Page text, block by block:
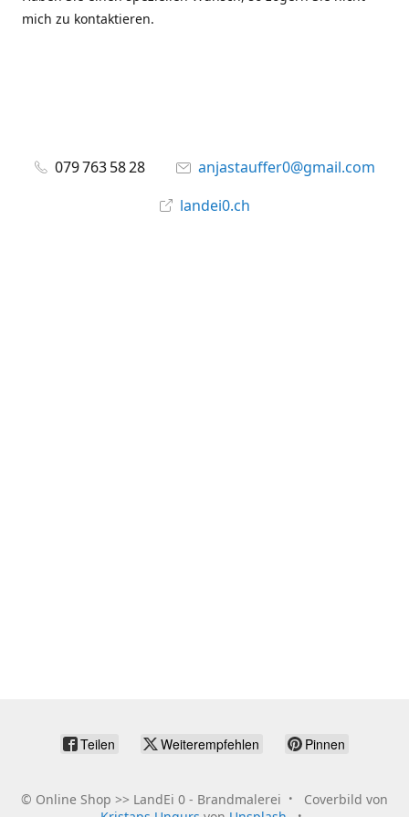
mich zu kontaktieren.
079 763 58 28
anjastauffer0@gmail.com
landei0.ch
Teilen Weiterempfehlen Pinnen
© Online Shop >> LandEi 0 - Brandmalerei
Coverbild von